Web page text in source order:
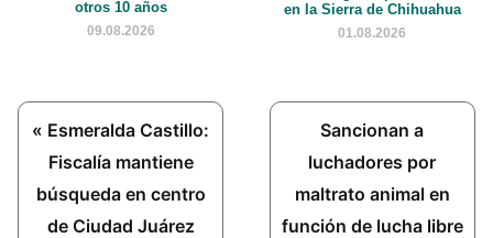
otros 10 años
09.08.2026
en la Sierra de Chihuahua
01.08.2026
Previous
Post:
« Esmeralda Castillo:
Fiscalía mantiene
búsqueda en centro
de Ciudad Juárez
Next
Post:
Sancionan a
luchadores por
maltrato animal en
función de lucha libre